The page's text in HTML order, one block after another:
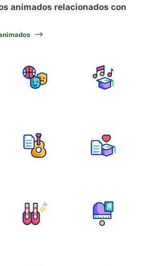
animados relacionados con